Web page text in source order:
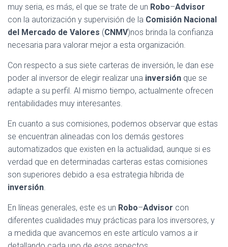
muy seria, es más, el que se trate de un Robo–Advisor
con la autorización y supervisión de la Comisión Nacional
del Mercado de Valores (CNMV)nos brinda la confianza
necesaria para valorar mejor a esta organización.
Con respecto a sus siete carteras de inversión, le dan ese
poder al inversor de elegir realizar una inversión que se
adapte a su perfil. Al mismo tiempo, actualmente ofrecen
rentabilidades muy interesantes.
En cuanto a sus comisiones, podemos observar que estas
se encuentran alineadas con los demás gestores
automatizados que existen en la actualidad, aunque si es
verdad que en determinadas carteras estas comisiones
son superiores debido a esa estrategia híbrida de
inversión.
En líneas generales, este es un Robo–Advisor con
diferentes cualidades muy prácticas para los inversores, y
a medida que avancemos en este artículo vamos a ir